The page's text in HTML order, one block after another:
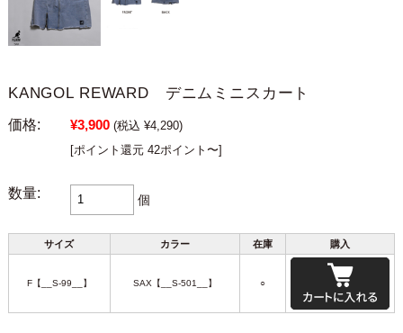
KANGOL REWARD デニムミニスカート
価格: ¥3,900 (税込 ¥4,290)
[ポイント還元 42ポイント〜]
数量: 個
サイズ カラー 在庫 購入
F【__S-99__】 SAX【__S-501__】 ○